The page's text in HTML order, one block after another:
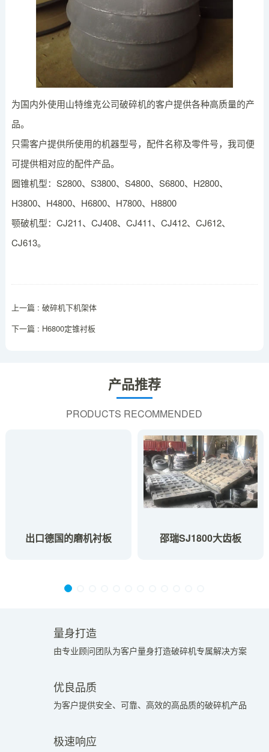
为国内外使用山特维克公司破碎机的客户提供各种高质量的产
品。
只需客户提供所使用的机器型号，配件名称及零件号，我司便
可提供相对应的配件产品。
圆锥机型：S2800、S3800、S4800、S6800、H2800、
H3800、H4800、H6800、H7800、H8800
颚破机型：CJ211、CJ408、CJ411、CJ412、CJ612、
CJ613。
上一篇 : 破碎机下机架体
下一篇 : H6800定锥衬板
产品推荐
PRODUCTS RECOMMENDED
出口德国的磨机衬板 邵瑞SJ1800大齿板
量身打造
由专业顾问团队为客户量身打造破碎机专属解决方案
优良品质
为客户提供安全、可靠、高效的高品质的破碎机产品
极速响应